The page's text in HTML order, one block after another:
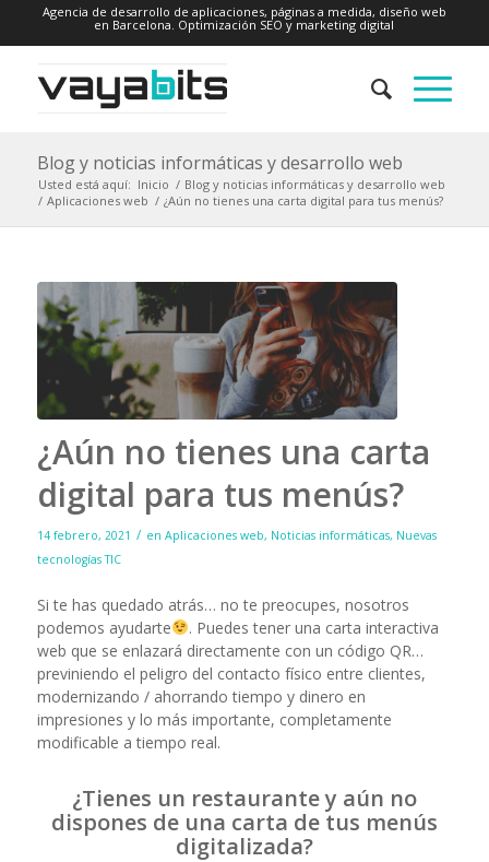
Agencia de desarrollo de aplicaciones, páginas a medida, diseño web
en Barcelona. Optimización SEO y marketing digital
Blog y noticias informáticas y desarrollo web
Usted está aquí: Inicio / Blog y noticias informáticas y desarrollo web
/ Aplicaciones web / ¿Aún no tienes una carta digital para tus menús?
¿Aún no tienes una carta
digital para tus menús?
14 febrero, 2021 / en Aplicaciones web, Noticias informáticas, Nuevas
tecnologías TIC
Si te has quedado atrás… no te preocupes, nosotros
podemos ayudarte
. Puedes tener una carta interactiva
web que se enlazará directamente con un código QR…
previniendo el peligro del contacto físico entre clientes,
modernizando / ahorrando tiempo y dinero en
impresiones y lo más importante, completamente
modificable a tiempo real.
¿Tienes un restaurante y aún no
dispones de una carta de tus menús
digitalizada?